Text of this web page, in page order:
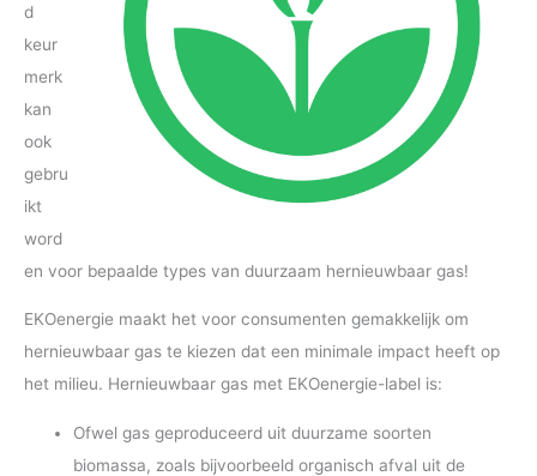
d
keur
merk
kan
ook
gebru
ikt
word
en voor bepaalde types van duurzaam hernieuwbaar gas!
EKOenergie maakt het voor consumenten gemakkelijk om
hernieuwbaar gas te kiezen dat een minimale impact heeft op
het milieu. Hernieuwbaar gas met EKOenergie-label is:
Ofwel gas geproduceerd uit duurzame soorten
biomassa, zoals bijvoorbeeld organisch afval uit de